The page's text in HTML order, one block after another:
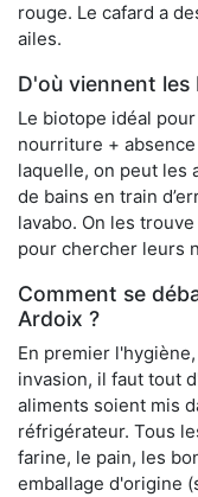
rouge. Le cafard a
ailes.
D'où viennent
Le biotope idéal
nourriture +
laquelle, on peut les
de bains en train
lavabo. On les
pour chercher leurs
Comment se
Ardoix ?
En premier
invasion, il faut tout
aliments soient mis
réfrigérateur. Tous
farine, le pain, les
emballage d'origine